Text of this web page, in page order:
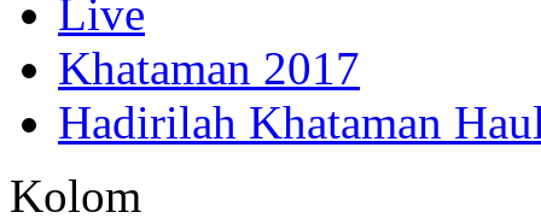
Live
Khataman 2017
Hadirilah Khataman
Kolom